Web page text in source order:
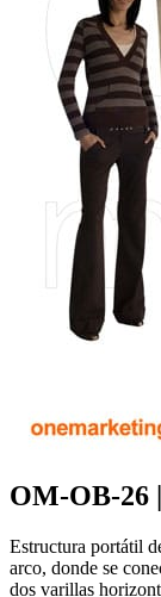
OM-OB-26
Estructura portátil
arco, donde se
dos varillas